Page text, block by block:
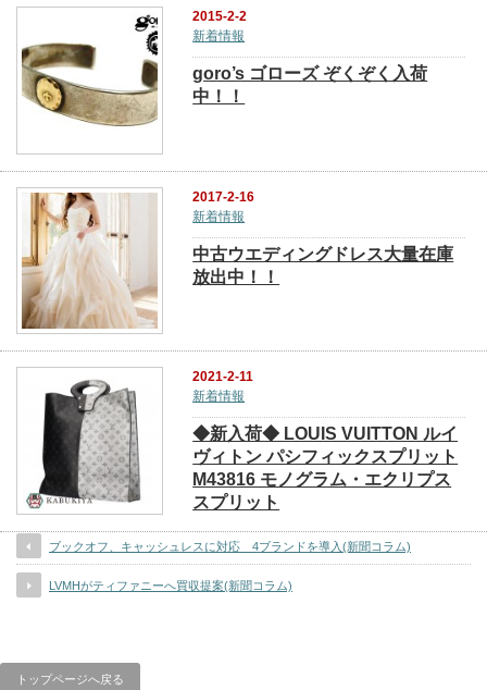
2015-2-2
新着情報
goro’s ゴローズ ぞくぞく入荷
中！！
2017-2-16
新着情報
中古ウエディングドレス大量在庫
放出中！！
2021-2-11
新着情報
◆新入荷◆ LOUIS VUITTON ルイ
ヴィトン パシフィックスプリット
M43816 モノグラム・エクリプス
スプリット
ブックオフ、キャッシュレスに対応 4ブランドを導入(新聞コラム)
LVMHがティファニーへ買収提案(新聞コラム)
トップページへ戻る